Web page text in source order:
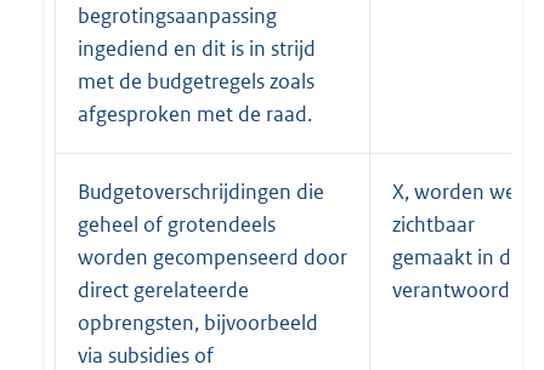
begrotingsaanpassing
ingediend en dit is in strijd
met de budgetregels zoals
afgesproken met de raad.
Budgetoverschrijdingen die
geheel of grotendeels
worden gecompenseerd door
direct gerelateerde
opbrengsten, bijvoorbeeld
via subsidies of
X, worden wel
zichtbaar
gemaakt in de
verantwoording